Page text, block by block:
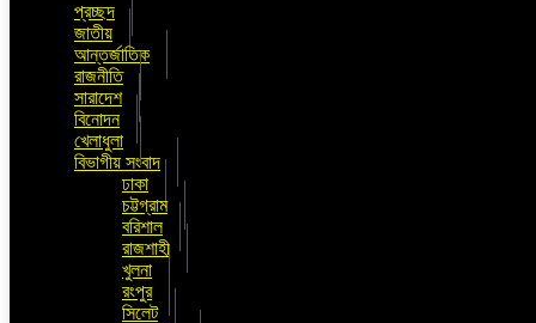
প্রচ্ছদ
জাতীয়
আন্তর্জাতিক
রাজনীতি
সারাদেশ
বিনোদন
খেলাধুলা
বিভাগীয় সংবাদ
ঢাকা
চট্টগ্রাম
বরিশাল
রাজশাহী
খুলনা
রংপুর
সিলেট